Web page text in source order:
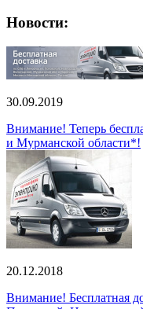
Новости:
30.09.2019
Внимание! Теперь
и Мурманской области*!
20.12.2018
Внимание! Бесплатная